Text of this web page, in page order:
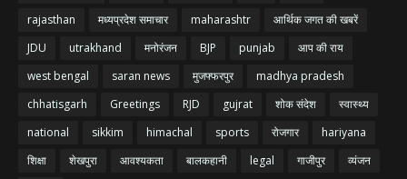
rajasthan
मध्यप्रदेश समाचार maharashtr
आर्थिक जगत की खबरें
JDU
utrakhand मनोरंजन BJP punjab
आप की राय
west bengal
saran news मुजफ्फरपुर
madhya pradesh
chhatisgarh
Greetings RJD gujrat शोक संदेश
स्वास्थ्य
national
sikkim himachal sports रोजगार
hariyana
शिक्षा
शेखपुरा आवश्यकता बालकहानी legal गाजीपुर
व्यंजन